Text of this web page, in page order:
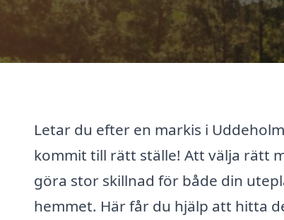
Letar du efter en markis i
kommit till rätt ställe! Att välja rätt
göra stor skillnad för både din
hemmet. Här får du hjälp att hitta